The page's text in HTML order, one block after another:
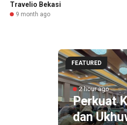
Travelio Bekasi
9 month ago
FEATURED
2 hour ago
Perkuat
dan